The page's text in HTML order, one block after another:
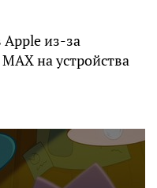
из-за
на устройства